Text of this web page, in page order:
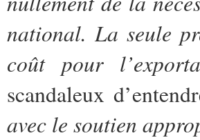
national. La seule
coût pour
scandaleux
avec le soutien